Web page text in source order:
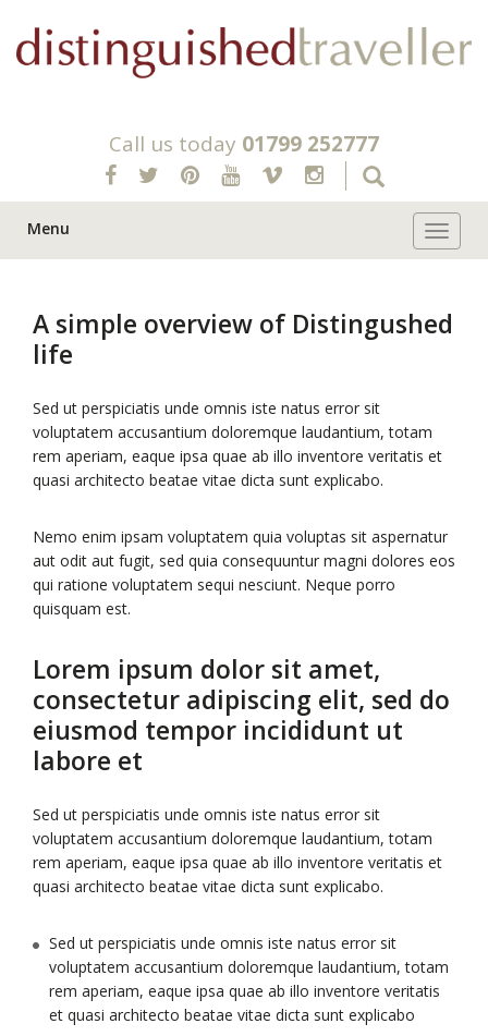
Call us today 01799 252777
Menu
A simple overview of Distingushed
life
Sed ut perspiciatis unde omnis iste natus error sit
voluptatem accusantium doloremque laudantium, totam
rem aperiam, eaque ipsa quae ab illo inventore veritatis et
quasi architecto beatae vitae dicta sunt explicabo.
Nemo enim ipsam voluptatem quia voluptas sit aspernatur
aut odit aut fugit, sed quia consequuntur magni dolores eos
qui ratione voluptatem sequi nesciunt. Neque porro
quisquam est.
Lorem ipsum dolor sit amet,
consectetur adipiscing elit, sed do
eiusmod tempor incididunt ut
labore et
Sed ut perspiciatis unde omnis iste natus error sit
voluptatem accusantium doloremque laudantium, totam
rem aperiam, eaque ipsa quae ab illo inventore veritatis et
quasi architecto beatae vitae dicta sunt explicabo.
Sed ut perspiciatis unde omnis iste natus error sit
voluptatem accusantium doloremque laudantium, totam
rem aperiam, eaque ipsa quae ab illo inventore veritatis
et quasi architecto beatae vitae dicta sunt explicabo